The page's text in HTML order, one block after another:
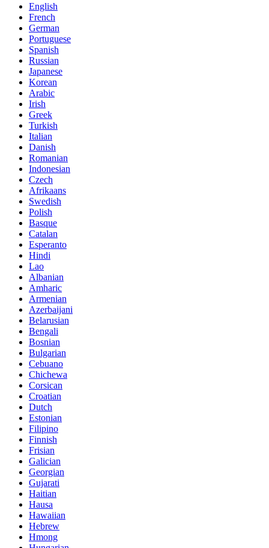
English
French
German
Portuguese
Spanish
Russian
Japanese
Korean
Arabic
Irish
Greek
Turkish
Italian
Danish
Romanian
Indonesian
Czech
Afrikaans
Swedish
Polish
Basque
Catalan
Esperanto
Hindi
Lao
Albanian
Amharic
Armenian
Azerbaijani
Belarusian
Bengali
Bosnian
Bulgarian
Cebuano
Chichewa
Corsican
Croatian
Dutch
Estonian
Filipino
Finnish
Frisian
Galician
Georgian
Gujarati
Haitian
Hausa
Hawaiian
Hebrew
Hmong